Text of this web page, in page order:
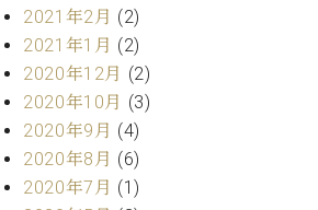
セ
ス
問
い
合
わ
せ
2021年2月 (2)
2021年1月 (2)
2020年12月 (2)
2020年10月 (3)
2020年9月 (4)
2020年8月 (6)
2020年7月 (1)